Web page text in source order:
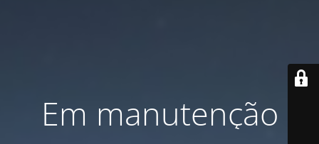
Em manutenção